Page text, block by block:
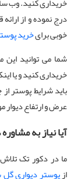
درج نموده و از
خوبی برایخرید
شما می توانید
خریداری کنید و یا
باید شرایط پوستر
عرض و ارتفاع
آیا نیاز به
ما در دکور تک
ازپوستر دیواری